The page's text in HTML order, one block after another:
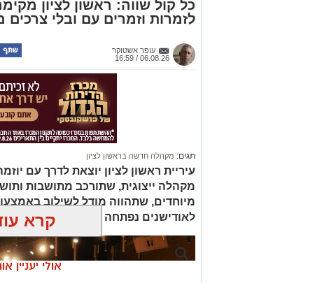
כל קול שווה: ראשון לציון
לזמרות וזמרים עם ובלי צרכים
עופר אשטוקר
06.08.26 / 16:59
תגים: מקהלה חדשה בראשון לציון
עיריית ראשון לציון יוצאת לדרך עם
מקהלה ייצוגית, שתורכב מתושבות
מיוחדים, שתהווה מודל לשילוב
לאודישנים נפתחה לתושבות ותושבים בני 21
קרא
אולי יעניין